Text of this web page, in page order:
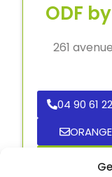
ODF
261
04 90 61
DÉCOUVRIR